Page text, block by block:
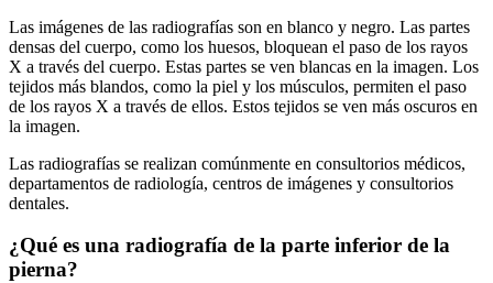
Las imágenes de las radiografías son en blanco y negro. Las partes
densas del cuerpo, como los huesos, bloquean el paso de los rayos
X a través del cuerpo. Estas partes se ven blancas en la imagen. Los
tejidos más blandos, como la piel y los músculos, permiten el paso
de los rayos X a través de ellos. Estos tejidos se ven más oscuros en
la imagen.
Las radiografías se realizan comúnmente en consultorios médicos,
departamentos de radiología, centros de imágenes y consultorios
dentales.
¿Qué es una radiografía de la parte inferior de la
pierna?